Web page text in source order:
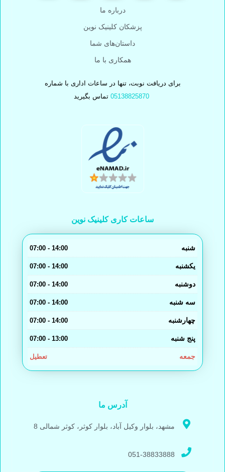
درباره ما
پزشکان کلینیک نوین
داستان‌های شما
همکاری با ما
برای دریافت نوبت، تنها در ساعات اداری با شماره
05138825870 تماس بگیرید
ساعات کاری کلینیک نوین
شنبه 14:00 - 07:00
یکشنبه 14:00 - 07:00
دوشنبه 14:00 - 07:00
سه شنبه 14:00 - 07:00
چهارشنبه 14:00 - 07:00
پنج شنبه 13:00 - 07:00
جمعه تعطیل
آدرس ما
مشهد، بلوار وکیل آباد، بلوار کوثر، کوثر شمالی 8
051-38833888